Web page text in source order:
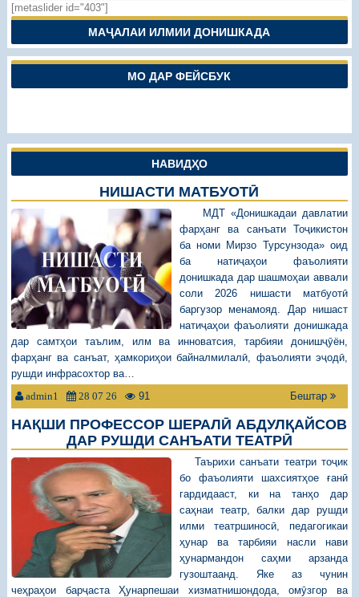
[metaslider id="403"]
МАҶАЛАИ ИЛМИИ ДОНИШКАДА
МО ДАР ФЕЙСБУК
НАВИДҲО
НИШАСТИ МАТБУОТӢ
МДТ «Донишкадаи давлатии
фарҳанг ва санъати Тоҷикистон
ба номи Мирзо Турсунзода» оид
ба натиҷаҳои фаъолияти
донишкада дар шашмоҳаи аввали
соли 2026 нишасти матбуотӣ
баргузор менамояд. Дар нишаст
натиҷаҳои фаъолияти донишкада
дар самтҳои таълим, илм ва инноватсия, тарбияи донишҷӯён,
фарҳанг ва санъат, ҳамкориҳои байналмилалӣ, фаъолияти эҷодӣ,
рушди инфрасохтор ва…
admin1 28 07 26 91 Бештар
НАҚШИ ПРОФЕССОР ШЕРАЛӢ АБДУЛҚАЙСОВ
ДАР РУШДИ САНЪАТИ ТЕАТРӢ
Таърихи санъати театри тоҷик
бо фаъолияти шахсиятҳое ғанӣ
гардидааст, ки на танҳо дар
саҳнаи театр, балки дар рушди
илми театршиносӣ, педагогикаи
ҳунар ва тарбияи насли нави
ҳунармандон саҳми арзанда
гузоштаанд. Яке аз чунин
чеҳраҳои барҷаста Ҳунарпешаи хизматнишондода, омӯзгор ва